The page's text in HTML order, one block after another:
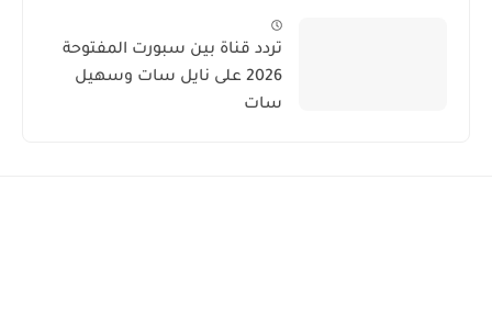
تردد قناة بين سبورت المفتوحة
2026 على نايل سات وسهيل
سات